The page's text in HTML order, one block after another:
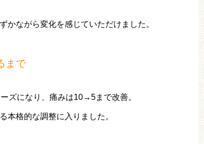
かながら変化を感じていただけました。
まで
ズになり、痛みは10→5まで改善。
本格的な調整に入りました。